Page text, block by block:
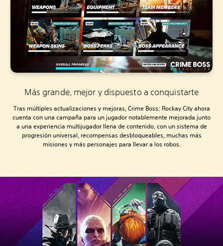
Más grande, mejor y dispuesto a conquistarte
Tras múltiples actualizaciones y mejoras, Crime Boss: Rockay City ahora
cuenta con una campaña para un jugador notablemente mejorada junto
a una experiencia multijugador llena de contenido, con un sistema de
progresión universal, recompensas desbloqueables, muchas más
misiones y más personajes para llevar a los robos.